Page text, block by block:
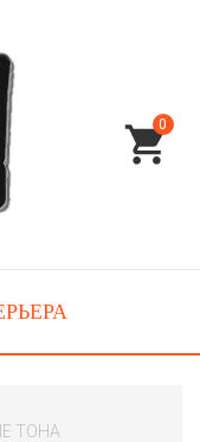
0
ТОНА